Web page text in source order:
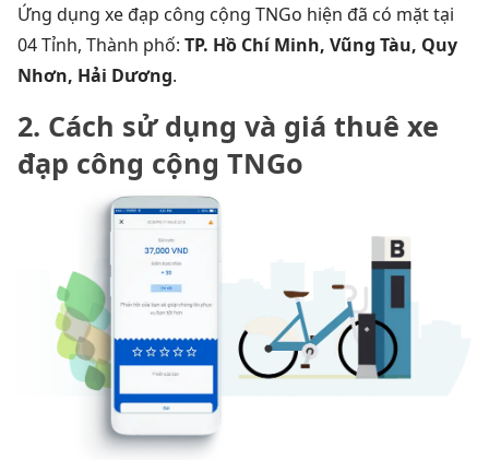
Ứng dụng xe đạp công cộng TNGo hiện đã có mặt tại
04 Tỉnh, Thành phố: TP. Hồ Chí Minh, Vũng Tàu, Quy
Nhơn, Hải Dương.
2. Cách sử dụng và giá thuê xe
đạp công cộng TNGo